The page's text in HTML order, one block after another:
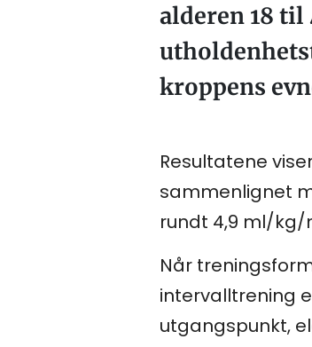
alderen 18
kroppens
Resultatene
sammenlignet
rundt 4,9 ml/kg/
Når
intervalltrening
utgangspunkt,